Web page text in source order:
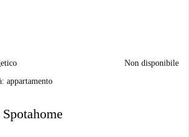
Non disponibile
appartamento